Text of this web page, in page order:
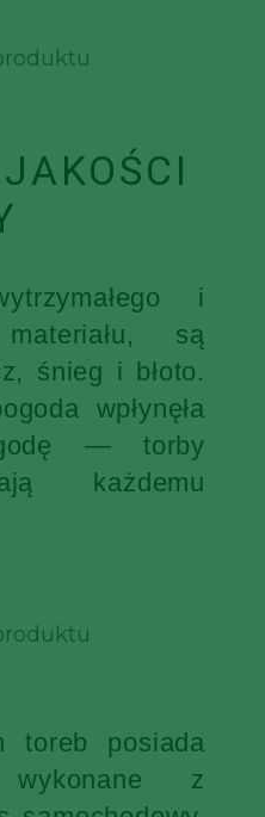
i
materiału, są
śnieg i błoto.
wpłynęła
— torby
każdemu
toreb posiada
z